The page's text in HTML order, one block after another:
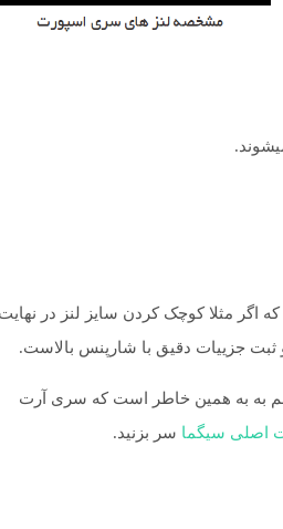
اگر مثلا کوچک کردن سایز لنز در
جزییات دقیق با شارپنس بالاست.
به به همین خاطر است که سری آرت
اصلی سیگما سر بزنید.